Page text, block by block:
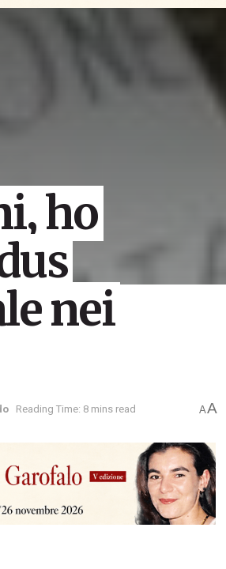
ho
nei
Reading Time: 8 mins read AA